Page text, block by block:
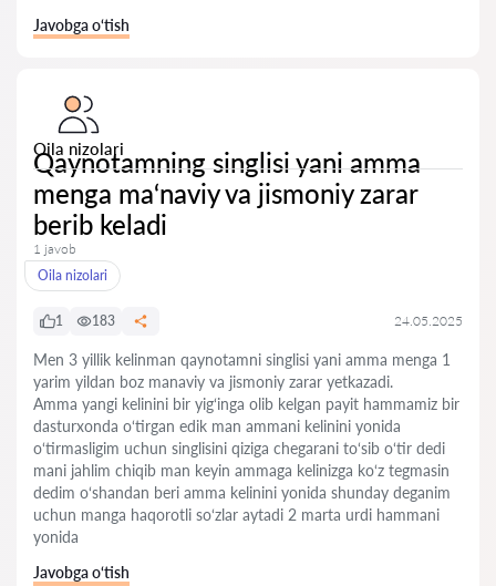
Javobga o‘tish
Oila nizolari
Qaynotamning singlisi yani amma
menga ma‘naviy va jismoniy zarar
berib keladi
1 javob
Oila nizolari
1 183 24.05.2025
Men 3 yillik kelinman qaynotamni singlisi yani amma menga 1
yarim yildan boz manaviy va jismoniy zarar yetkazadi.
Amma yangi kelinini bir yig‘inga olib kelgan payit hammamiz bir
dasturxonda o‘tirgan edik man ammani kelinini yonida
o‘tirmasligim uchun singlisini qiziga chegarani to‘sib o‘tir dedi
mani jahlim chiqib man keyin ammaga kelinizga ko‘z tegmasin
dedim o‘shandan beri amma kelinini yonida shunday deganim
uchun manga haqorotli so‘zlar aytadi 2 marta urdi hammani
yonida
Javobga o‘tish